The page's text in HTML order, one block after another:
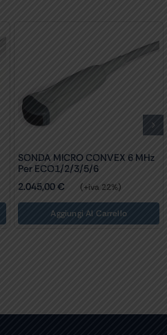
SONDA PHASED ARRAY 6,0 MHz
+ CW + TDI Per ECO6
2.145,00€ (+iva 22%)
Aggiungi Al Carrello